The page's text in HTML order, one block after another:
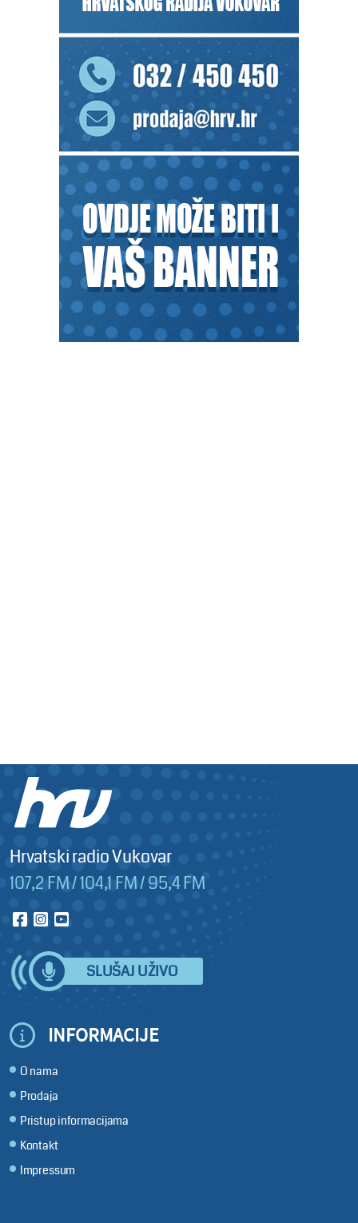
Hrvatski radio Vukovar
107,2 FM / 104,1 FM / 95,4 FM
SLUŠAJ UŽIVO
INFORMACIJE
O nama
Prodaja
Pristup informacijama
Kontakt
Impressum